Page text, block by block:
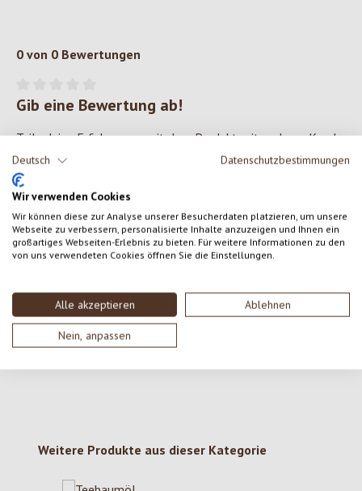
Deutsch Datenschutzbestimmungen
Wir verwenden Cookies
Wir können diese zur Analyse unserer Besucherdaten platzieren, um unsere
Webseite zu verbessern, personalisierte Inhalte anzuzeigen und Ihnen ein
großartiges Webseiten-Erlebnis zu bieten. Für weitere Informationen zu den
von uns verwendeten Cookies öffnen Sie die Einstellungen.
Alle akzeptieren Ablehnen
Nein, anpassen
0 von 0 Bewertungen
Durchschnittliche Bewertung von 0 von 5 Sternen
Gib eine Bewertung ab!
Teile deine Erfahrungen mit dem Produkt mit anderen Kunden.
Bewertungen nur in der aktuellen Sprache anzeigen.
Keine Bewertungen gefunden. Gehe voran und teile
deine Erkenntnisse mit anderen.
Produktgalerie überspringen
Weitere Produkte aus dieser Kategorie